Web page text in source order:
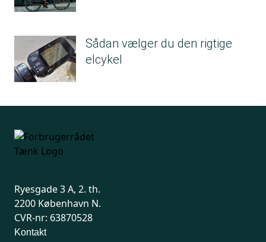
Sådan vælger du den rigtige
elcykel
Ryesgade 3 A, 2. th.
2200 København N.
CVR-nr: 63870528
Kontakt